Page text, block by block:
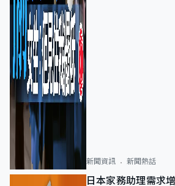
新聞資訊 新聞熱話
日本家務助理需求